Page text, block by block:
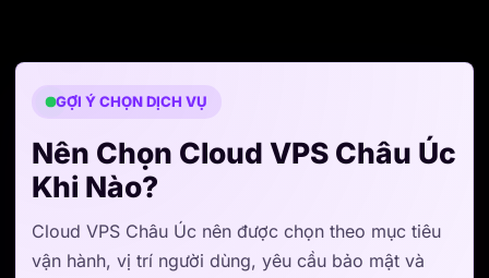
GỢI Ý CHỌN DỊCH VỤ
Nên Chọn Cloud VPS Châu Úc
Khi Nào?
Cloud VPS Châu Úc nên được chọn theo mục tiêu
vận hành, vị trí người dùng, yêu cầu bảo mật và